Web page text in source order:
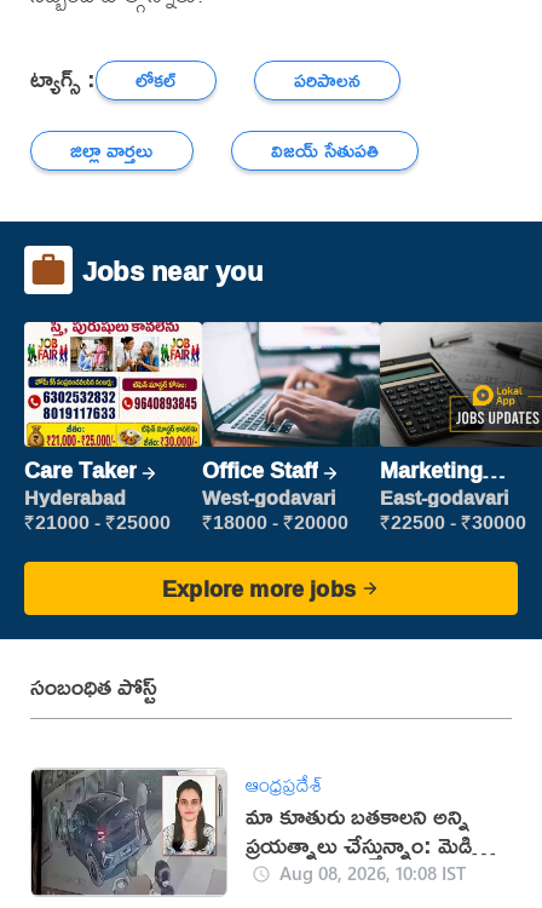
ట్యాగ్స్ : లోకల్
పరిపాలన
జిల్లా వార్తలు
విజయ్‌ సేతుపతి
Jobs near you
Care Taker
Hyderabad
₹21000 - ₹25000
Office Staff
West-godavari
₹18000 - ₹20000
Marketing
Executive
East-godavari
₹22500 - ₹30000
Explore more jobs
సంబంధిత పోస్ట్
ఆంధ్రప్రదేశ్
మా కూతురు బతకాలని అన్ని
ప్రయత్నాలు చేస్తున్నాం: మెడికో
ప్రియాంక తండ్రి
Aug 08, 2026, 10:08 IST